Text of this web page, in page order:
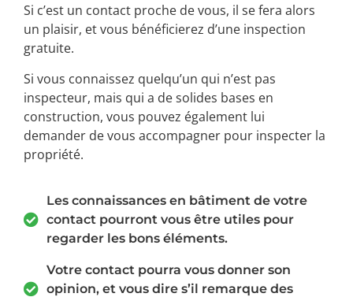
Si c’est un contact proche de vous, il se fera alors
un plaisir, et vous bénéficierez d’une inspection
gratuite.
Si vous connaissez quelqu’un qui n’est pas
inspecteur, mais qui a de solides bases en
construction, vous pouvez également lui
demander de vous accompagner pour inspecter la
propriété.
Les connaissances en bâtiment de votre
contact pourront vous être utiles pour
regarder les bons éléments.
Votre contact pourra vous donner son
opinion, et vous dire s’il remarque des